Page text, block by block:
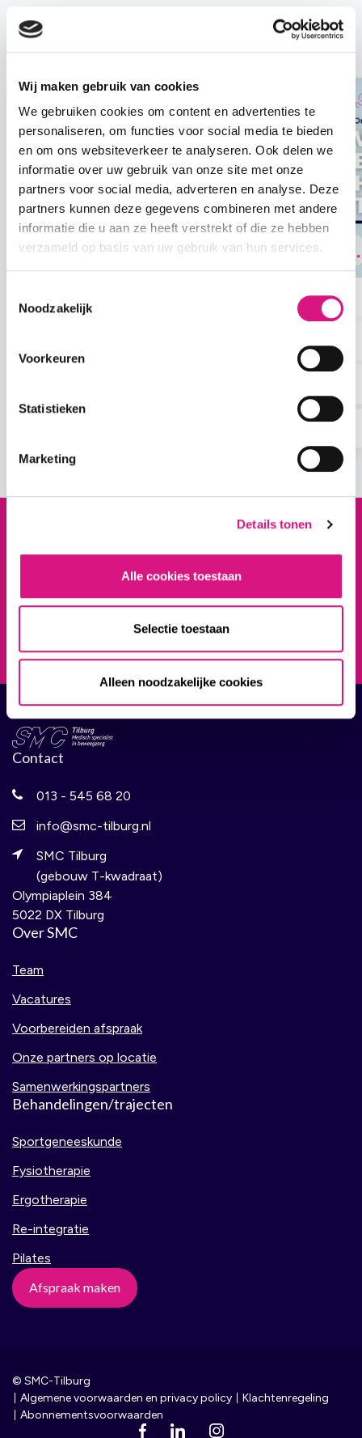
Wij maken gebruik van cookies
We gebruiken cookies om content en advertenties te
personaliseren, om functies voor social media te bieden
en om ons websiteverkeer te analyseren. Ook delen we
informatie over uw gebruik van onze site met onze
partners voor social media, adverteren en analyse. Deze
partners kunnen deze gegevens combineren met andere
informatie die u aan ze heeft verstrekt of die ze hebben
verzameld op basis van uw gebruik van hun services.
Noodzakelijk
Voorkeuren
Statistieken
Marketing
Details tonen
Alle cookies toestaan
Selectie toestaan
Alleen noodzakelijke cookies
Het volledige aanbod
Wordt je eigen hardlooptrainer;
Wil je een afspraak makenof heb
je een anderevraag of
opmerking?
Neem contact op
Contact
013 - 545 68 20
info@smc-tilburg.nl
SMC Tilburg
(gebouw T-kwadraat)
Olympiaplein 384
5022 DX Tilburg
Over SMC
Team
Vacatures
Voorbereiden afspraak
Onze partners op locatie
Samenwerkingspartners
Behandelingen/trajecten
Sportgeneeskunde
Fysiotherapie
Ergotherapie
Re-integratie
Pilates
Afspraak maken
© SMC-Tilburg
Algemene voorwaarden en privacy policy
Klachtenregeling
Abonnementsvoorwaarden